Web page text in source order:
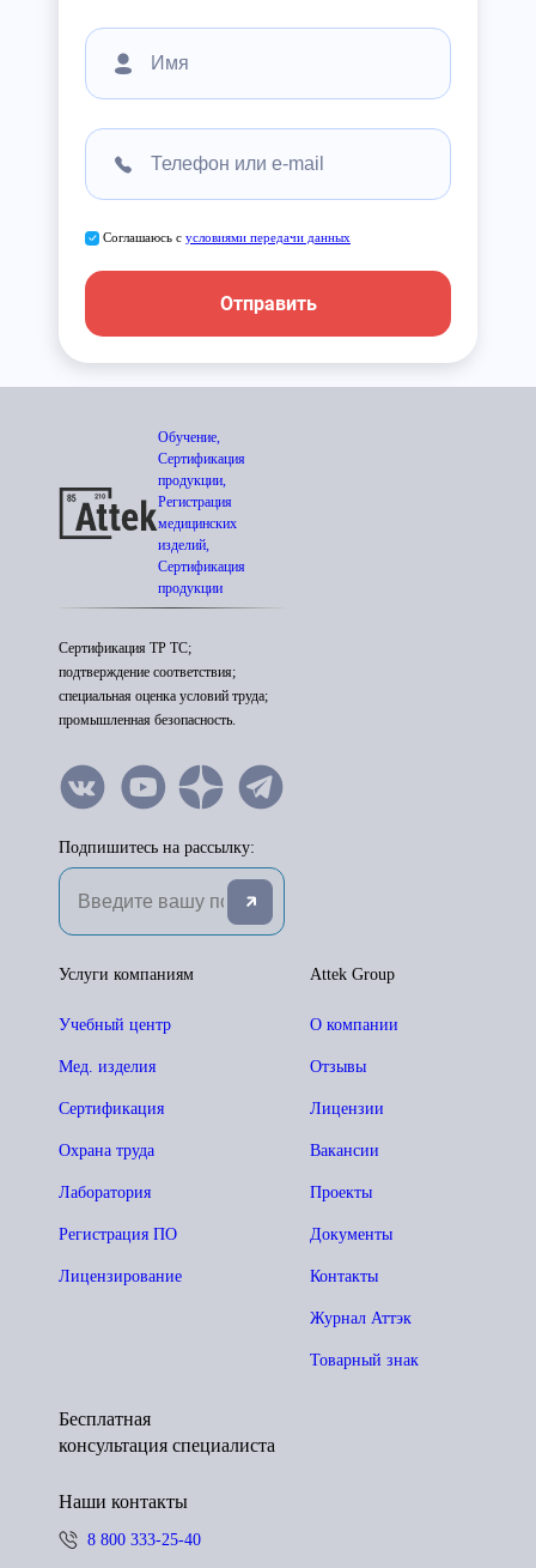
Соглашаюсь с условиями передачи данных
Отправить
Обучение,
Сертификация
продукции,
Регистрация
медицинских
изделий,
Сертификация
продукции
Сертификация ТР ТС;
подтверждение соответствия;
специальная оценка условий труда;
промышленная безопасность.
Подпишитесь на рассылку:
Attek Group
О компании
Отзывы
Лицензии
Вакансии
Проекты
Документы
Контакты
Журнал Аттэк
Товарный знак
Услуги компаниям
Учебный центр
Мед. изделия
Сертификация
Охрана труда
Лаборатория
Регистрация ПО
Лицензирование
Бесплатная
консультация специалиста
Наши контакты
8 800 333-25-40